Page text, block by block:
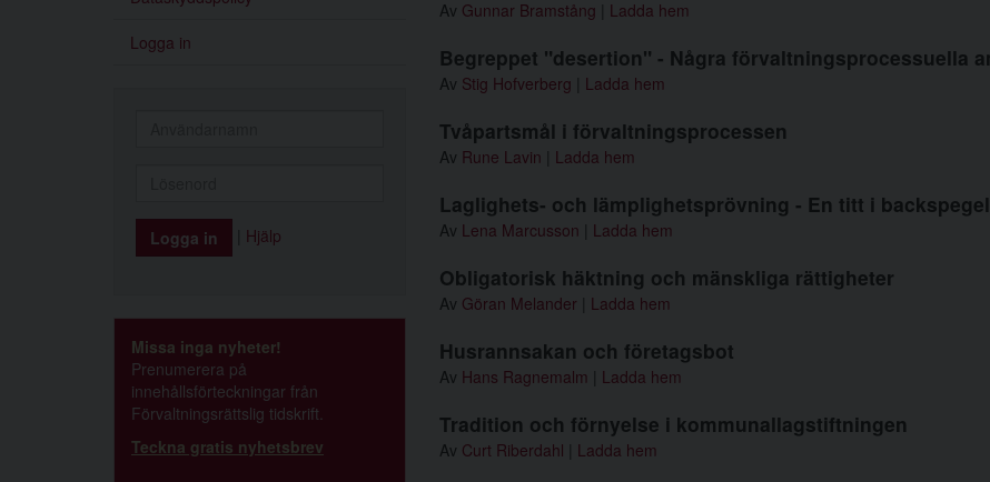
Logga in
Hjälp
Missa inga nyheter!
Prenumerera på
innehållsförteckningar från
Förvaltningsrättslig tidskrift.
Teckna gratis nyhetsbrev
Av Gunnar Bramstång Ladda hem
Begreppet "desertion" - Några förvaltningsprocessuella
Av Stig Hofverberg Ladda hem
Tvåpartsmål i förvaltningsprocessen
Av Rune Lavin Ladda hem
Laglighets- och lämplighetsprövning - En titt i
Av Lena Marcusson Ladda hem
Obligatorisk häktning och mänskliga rättigheter
Av Göran Melander Ladda hem
Husrannsakan och företagsbot
Av Hans Ragnemalm Ladda hem
Tradition och förnyelse i kommunallagstiftningen
Av Curt Riberdahl Ladda hem